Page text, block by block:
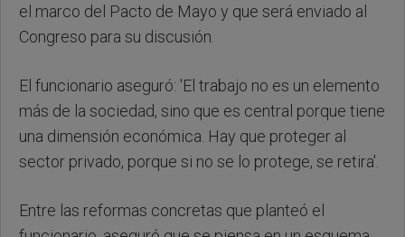
el marco del Pacto de Mayo y que será enviado al
Congreso para su discusión.
El funcionario aseguró: 'El trabajo no es un elemento
más de la sociedad, sino que es central porque tiene
una dimensión económica. Hay que proteger al
sector privado, porque si no se lo protege, se retira'.
Entre las reformas concretas que planteó el